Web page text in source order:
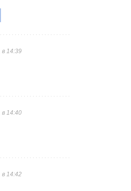
в 14:39
в 14:40
в 14:42